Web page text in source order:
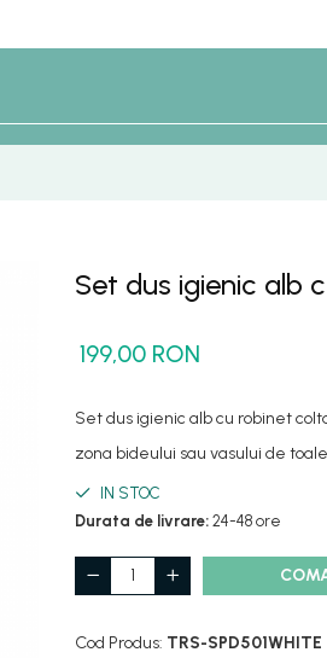
Set dus igienic alb
199,00 RON
Set dus igienic alb cu robinet
zona bideului sau vasului de
IN STOC
Durata de livrare: 24-48 ore
Cod Produs: TRS-SPD501WHITE